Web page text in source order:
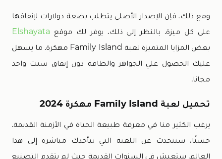
ومع ذلك، فإن الإصدار الأصلي يتطلب بضعة دولارات لإنفاقها
على كل ميزة. بالنظر إلى ذلك، يوفر لك موقع Elshayata
بعض المزايا المتميزة لعبة Family Island مهكرة. ما يسهل
عليك الحصول علي الجواهر والطاقة دون إنفاق سنت واحد
مجانا.
تحميل لعبة Family Island مهكرة 2024
يرغب الكثير منا في معرفة طبيعة الحياة في الأزمنة القديمة.
حسنًا، سنتحدث عن اللعبة التي تيأخذك مباشرة إلى هذا
العالم. ستعيش في السنوات القديمة حيث لم يتقدم التصنيع